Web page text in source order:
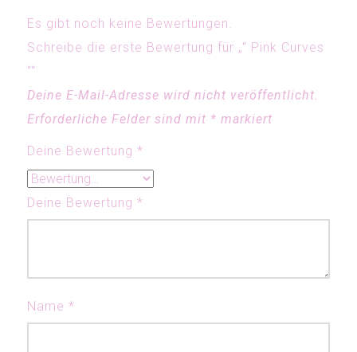
Es gibt noch keine Bewertungen.
Schreibe die erste Bewertung für „“ Pink Curves
““
Deine E-Mail-Adresse wird nicht veröffentlicht.
Erforderliche Felder sind mit * markiert
Deine Bewertung*
Deine Bewertung*
Name*